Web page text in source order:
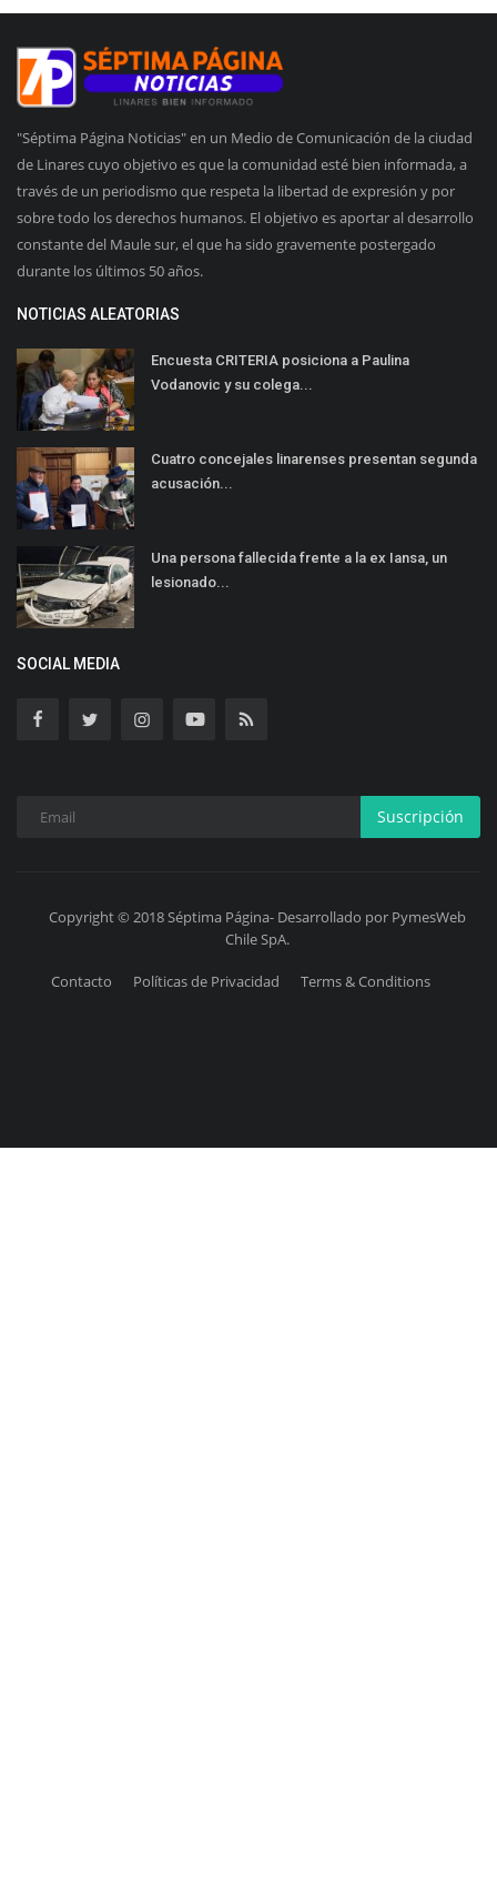
"Séptima Página Noticias" en un Medio de Comunicación de la ciudad
de Linares cuyo objetivo es que la comunidad esté bien informada, a
través de un periodismo que respeta la libertad de expresión y por
sobre todo los derechos humanos. El objetivo es aportar al desarrollo
constante del Maule sur, el que ha sido gravemente postergado
durante los últimos 50 años.
NOTICIAS ALEATORIAS
Encuesta CRITERIA posiciona a Paulina
Vodanovic y su colega...
Cuatro concejales linarenses presentan segunda
acusación...
Una persona fallecida frente a la ex Iansa, un
lesionado...
SOCIAL MEDIA
Suscripción
Copyright © 2018 Séptima Página- Desarrollado por PymesWeb
Chile SpA.
Contacto Políticas de Privacidad Terms & Conditions